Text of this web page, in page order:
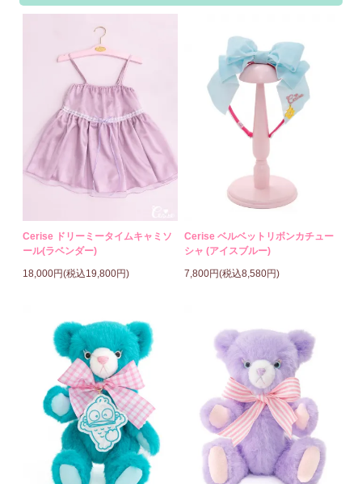
Cerise ドリーミータイムキャミソ
ール(ラベンダー)
18,000円(税込19,800円)
Cerise ベルベットリボンカチュー
シャ (アイスブルー)
7,800円(税込8,580円)